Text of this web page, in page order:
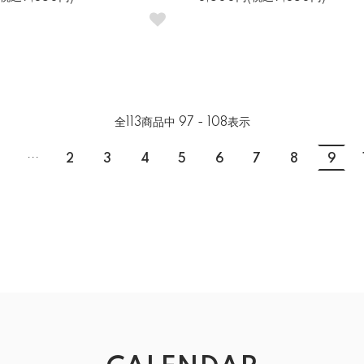
全113商品中 97 - 108表示
... 2 3 4 5 6 7 8 9